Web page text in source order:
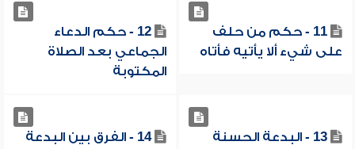
11 - حكم من حلف
على شيء ألا يأتيه فأتاه
12 - حكم الدعاء
الجماعي بعد الصلاة
المكتوبة
13 - البدعة الحسنة
14 - الفرق بين البدعة